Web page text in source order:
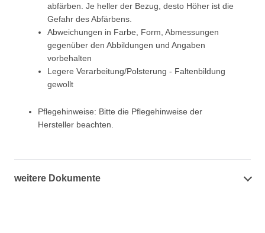
abfärben. Je heller der Bezug, desto Höher ist die
Gefahr des Abfärbens.
Abweichungen in Farbe, Form, Abmessungen
gegenüber den Abbildungen und Angaben
vorbehalten
Legere Verarbeitung/Polsterung - Faltenbildung
gewollt
Pflegehinweise: Bitte die Pflegehinweise der
Hersteller beachten.
weitere Dokumente